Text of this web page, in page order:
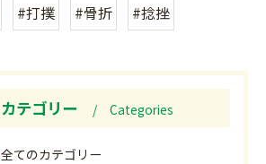
#打撲 #骨折 #捻挫
カテゴリー Categories
全てのカテゴリー